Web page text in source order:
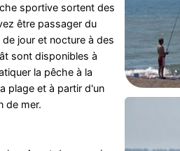
sportive sortent des
être passager du
jour et nocture à des
sont disponibles à
la pêche à la
plage et à partir d'un
de mer.